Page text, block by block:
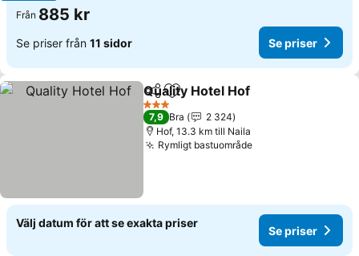
Från 885 kr
Se priser från 11 sidor Se priser
Dela Lägg till i Mina Favoriter
Quality Hotel Hof
3 Stjärnor
7,9 Bra
2 324
Hof, 13.3 km till Naila
Rymligt bastuområde
Välj datum för att se exakta priser
Se priser